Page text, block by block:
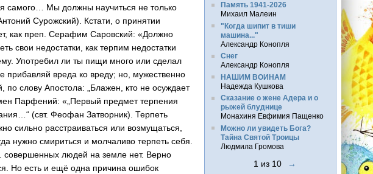
самого… Мы должны научиться не только
Сурожский). Кстати, о принятии
как преп. Серафим Саровский: «Должно
свои недостатки, как терпим недостатки
Употребил ли ты пищи много или сделал
прибавляй вреда ко вреду; но, мужественно
слову Апостола: „Блажен, кто не осуждает
Парфений: «„Первый предмет терпения
(свт. Феофан Затворник). Терпеть
сильно расстраиваться или возмущаться,
нужно смириться и молчаливо терпеть себя.
совершенных людей на земле нет. Верно
Но есть и ещё одна причина ошибок
Память 1941-2026
Михаил Малеин
"Когда шипит в тиши
машина..."
Александр Конопля
Снег
Александр Конопля
НАШИМ ВОИНАМ
Надежда Кушкова
Сказание о жене Адера и о
рыжей блуднице
Монахиня Евфимия Пащенко
Можно ли увидеть Бога?
Тайна Святой Троицы
Людмила Громова
1 из 10 →